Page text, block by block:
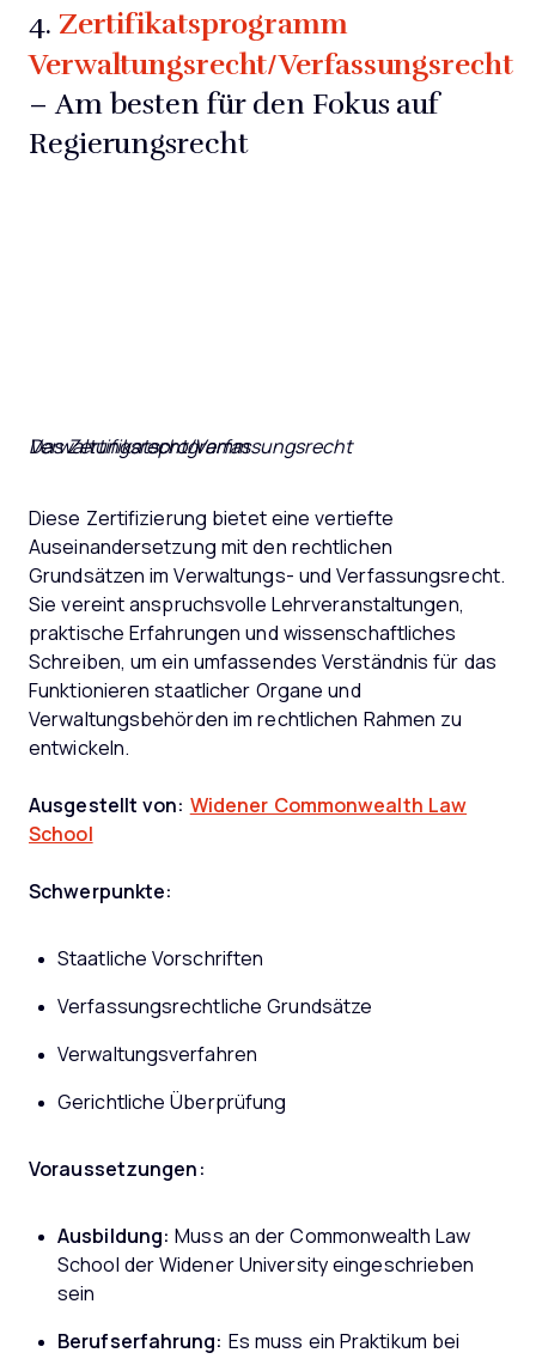
4. Zertifikatsprogramm
Verwaltungsrecht/Verfassungsrecht
– Am besten für den Fokus auf
Regierungsrecht
Das Zertifikatsprogramm Verwaltungsrecht/Verfassungsrecht
Diese Zertifizierung bietet eine vertiefte
Auseinandersetzung mit den rechtlichen
Grundsätzen im Verwaltungs- und Verfassungsrecht.
Sie vereint anspruchsvolle Lehrveranstaltungen,
praktische Erfahrungen und wissenschaftliches
Schreiben, um ein umfassendes Verständnis für das
Funktionieren staatlicher Organe und
Verwaltungsbehörden im rechtlichen Rahmen zu
entwickeln.
Ausgestellt von: Widener Commonwealth Law
School
Schwerpunkte:
Staatliche Vorschriften
Verfassungsrechtliche Grundsätze
Verwaltungsverfahren
Gerichtliche Überprüfung
Voraussetzungen:
Ausbildung: Muss an der Commonwealth Law
School der Widener University eingeschrieben
sein
Berufserfahrung: Es muss ein Praktikum bei